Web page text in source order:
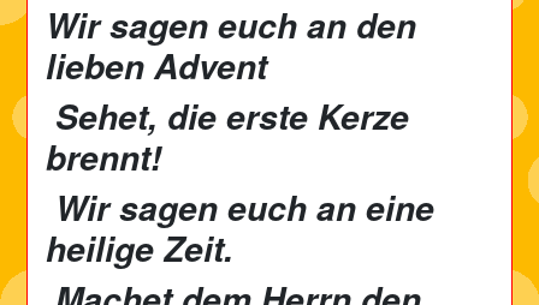
Wir sagen euch an den
lieben Advent
Sehet, die erste Kerze
brennt!
Wir sagen euch an eine
heilige Zeit.